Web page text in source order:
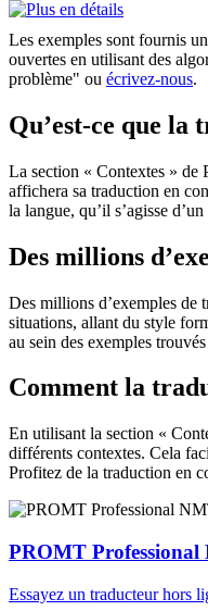
Les exemples sont fournis
ouvertes en utilisant des
problème" ou écrivez-nous.
Qu’est-ce que la
La section « Contextes » de
affichera sa traduction en
la langue, qu’il s’agisse
Des millions
Des millions d’exemples de
situations, allant du style
au sein des exemples
Comment la
En utilisant la section «
différents contextes. Cela
Profitez de la traduction en
PROMT Professional
Essayez un traducteur hors